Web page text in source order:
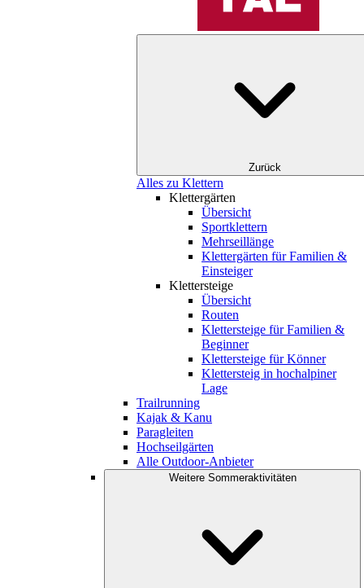
Zurück
Alles zu Klettern
Klettergärten
Übersicht
Sportklettern
Mehrseillänge
Klettergärten für Familien &
Einsteiger
Klettersteige
Übersicht
Routen
Klettersteige für Familien &
Beginner
Klettersteige für Könner
Klettersteig in hochalpiner
Lage
Trailrunning
Kajak & Kanu
Paragleiten
Hochseilgärten
Alle Outdoor-Anbieter
Weitere Sommeraktivitäten